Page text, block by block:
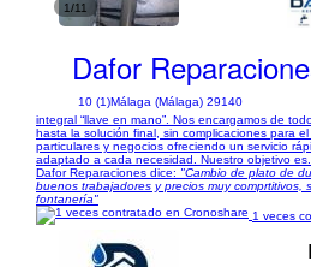
1/11
Dafor
10 (1)Málaga (Málaga) 29140
integral “llave en mano”. Nos encargamos de
hasta la solución final, sin complicaciones para
particulares y negocios ofreciendo un servicio
adaptado a cada necesidad. Nuestro objetivo es...
Dafor Reparaciones dice: "Cambio de plato de
buenos trabajadores y precios muy comprtitivos,
fontanería"
1 veces